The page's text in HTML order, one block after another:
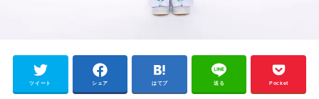
ツイート シェア はてブ 送る Pocket